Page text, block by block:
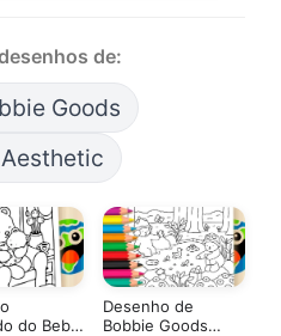
de:
Goods
do Bebê
Desenho de
Bobbie Goods